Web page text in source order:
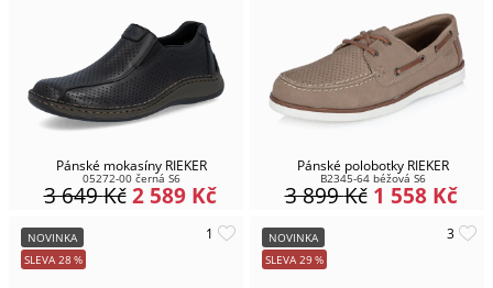
Pánské mokasíny RIEKER
05272-00 černá S6
2 589 Kč
3 649Kč
Pánské polobotky RIEKER
B2345-64 béžová S6
1 558 Kč
3 899Kč
NOVINKA
SLEVA 28%
NOVINKA
SLEVA 29%